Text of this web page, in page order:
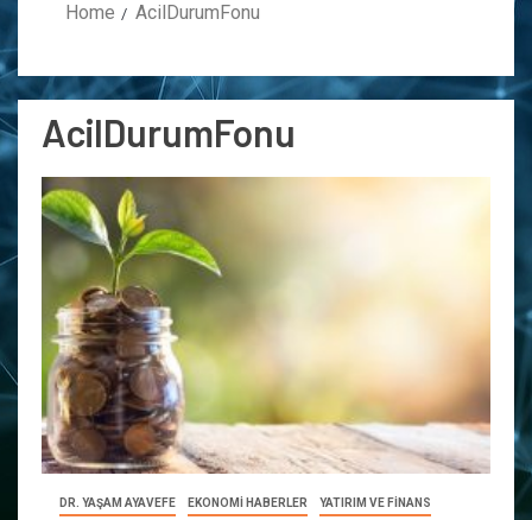
Home AcilDurumFonu
AcilDurumFonu
DR. YAŞAM AYAVEFE EKONOMİ HABERLER YATIRIM VE FİNANS